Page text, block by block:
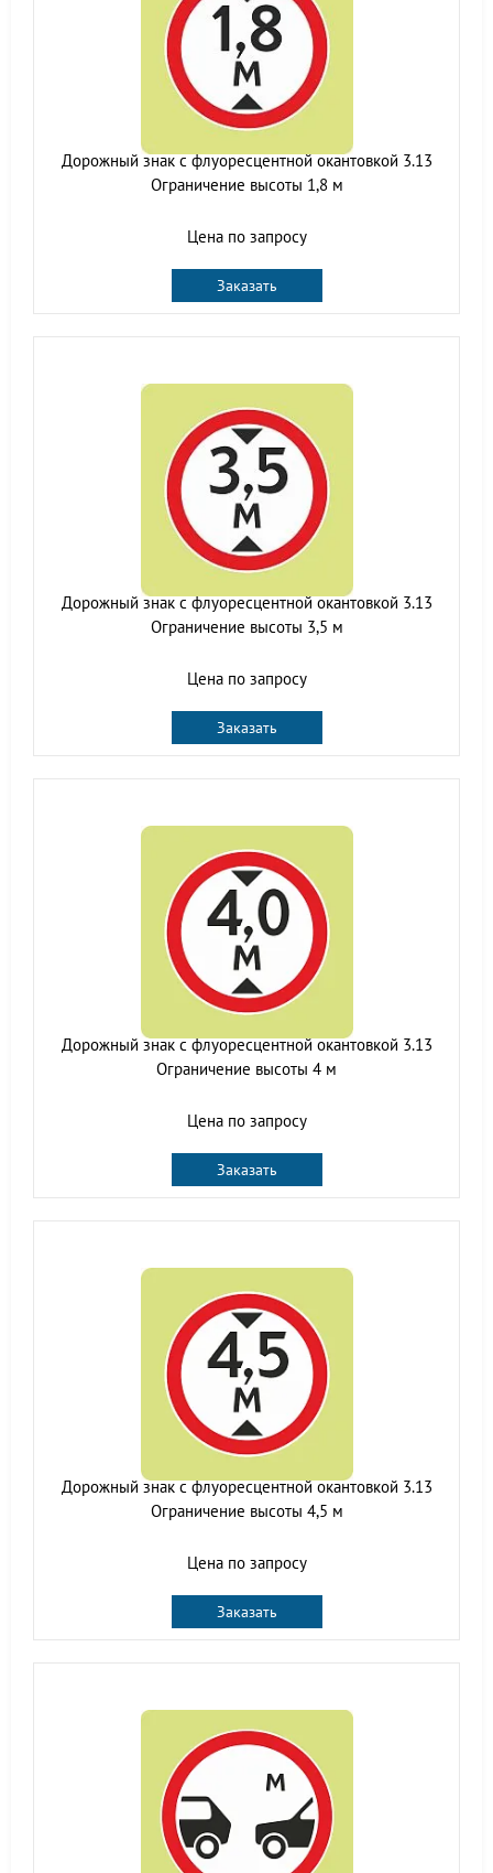
Дорожный знак с флуоресцентной окантовкой 3.13
Ограничение высоты 1,8 м
Цена по запросу
Заказать
Дорожный знак с флуоресцентной окантовкой 3.13
Ограничение высоты 3,5 м
Цена по запросу
Заказать
Дорожный знак с флуоресцентной окантовкой 3.13
Ограничение высоты 4 м
Цена по запросу
Заказать
Дорожный знак с флуоресцентной окантовкой 3.13
Ограничение высоты 4,5 м
Цена по запросу
Заказать